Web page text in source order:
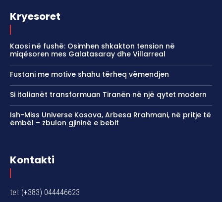
Kryesoret
Kaosi në fushë: Osimhen shkakton tension në
miqësoren mes Galatasaray dhe Villarreal
Fustani me motive shahu tërheq vëmendjen
Si italianët transformuan Tiranën në një qytet modern
Ish-Miss Universe Kosova, Arbesa Rrahmani, në pritje të
ëmbël – zbulon gjininë e bebit
Kontakti
tel: (+383) 044446623